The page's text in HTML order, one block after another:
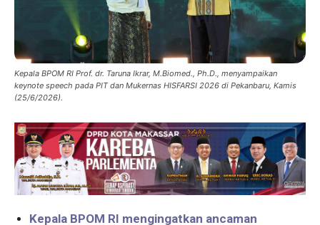
Kepala BPOM RI Prof. dr. Taruna Ikrar, M.Biomed., Ph.D., menyampaikan
keynote speech pada PIT dan Mukernas HISFARSI 2026 di Pekanbaru, Kamis
(25/6/2026).
Kepala BPOM RI mengingatkan ancaman